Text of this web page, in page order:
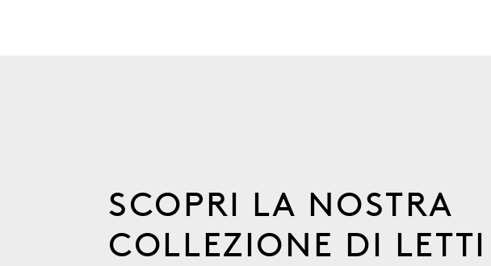
SCOPRI LA NOSTRA
COLLEZIONE DI LETTI